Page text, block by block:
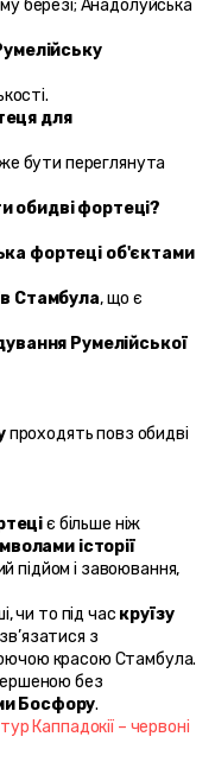
для
обидві фортеці?
фортеці об'єктами
Стамбула, що є
Румелійської
проходять повз обидві
є більше ніж
історії
підйом і завоювання,
чи то під час круїзу
з
красою Стамбула.
без
Босфору.
Каппадокії – червоні